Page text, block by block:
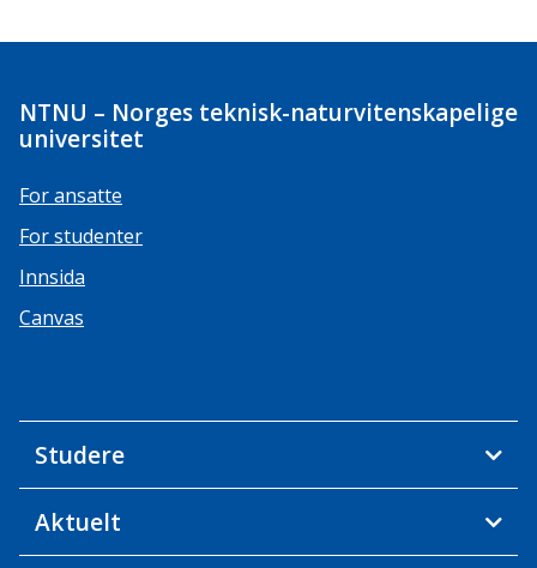
NTNU – Norges teknisk-naturvitenskapelige
universitet
For ansatte
For studenter
Innsida
Canvas
Studere
Aktuelt